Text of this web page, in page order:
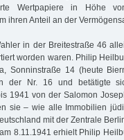
Wertpapiere in Höhe
ihren Anteil an der
in der Breitestraße 46
worden waren. Philip
Sonninstraße 14 (heute
der Nr. 16 und betätigte
1941 von der Salomon
sie – wie alle Immobilien
mit der Zentrale
8.11.1941 erhielt Philip